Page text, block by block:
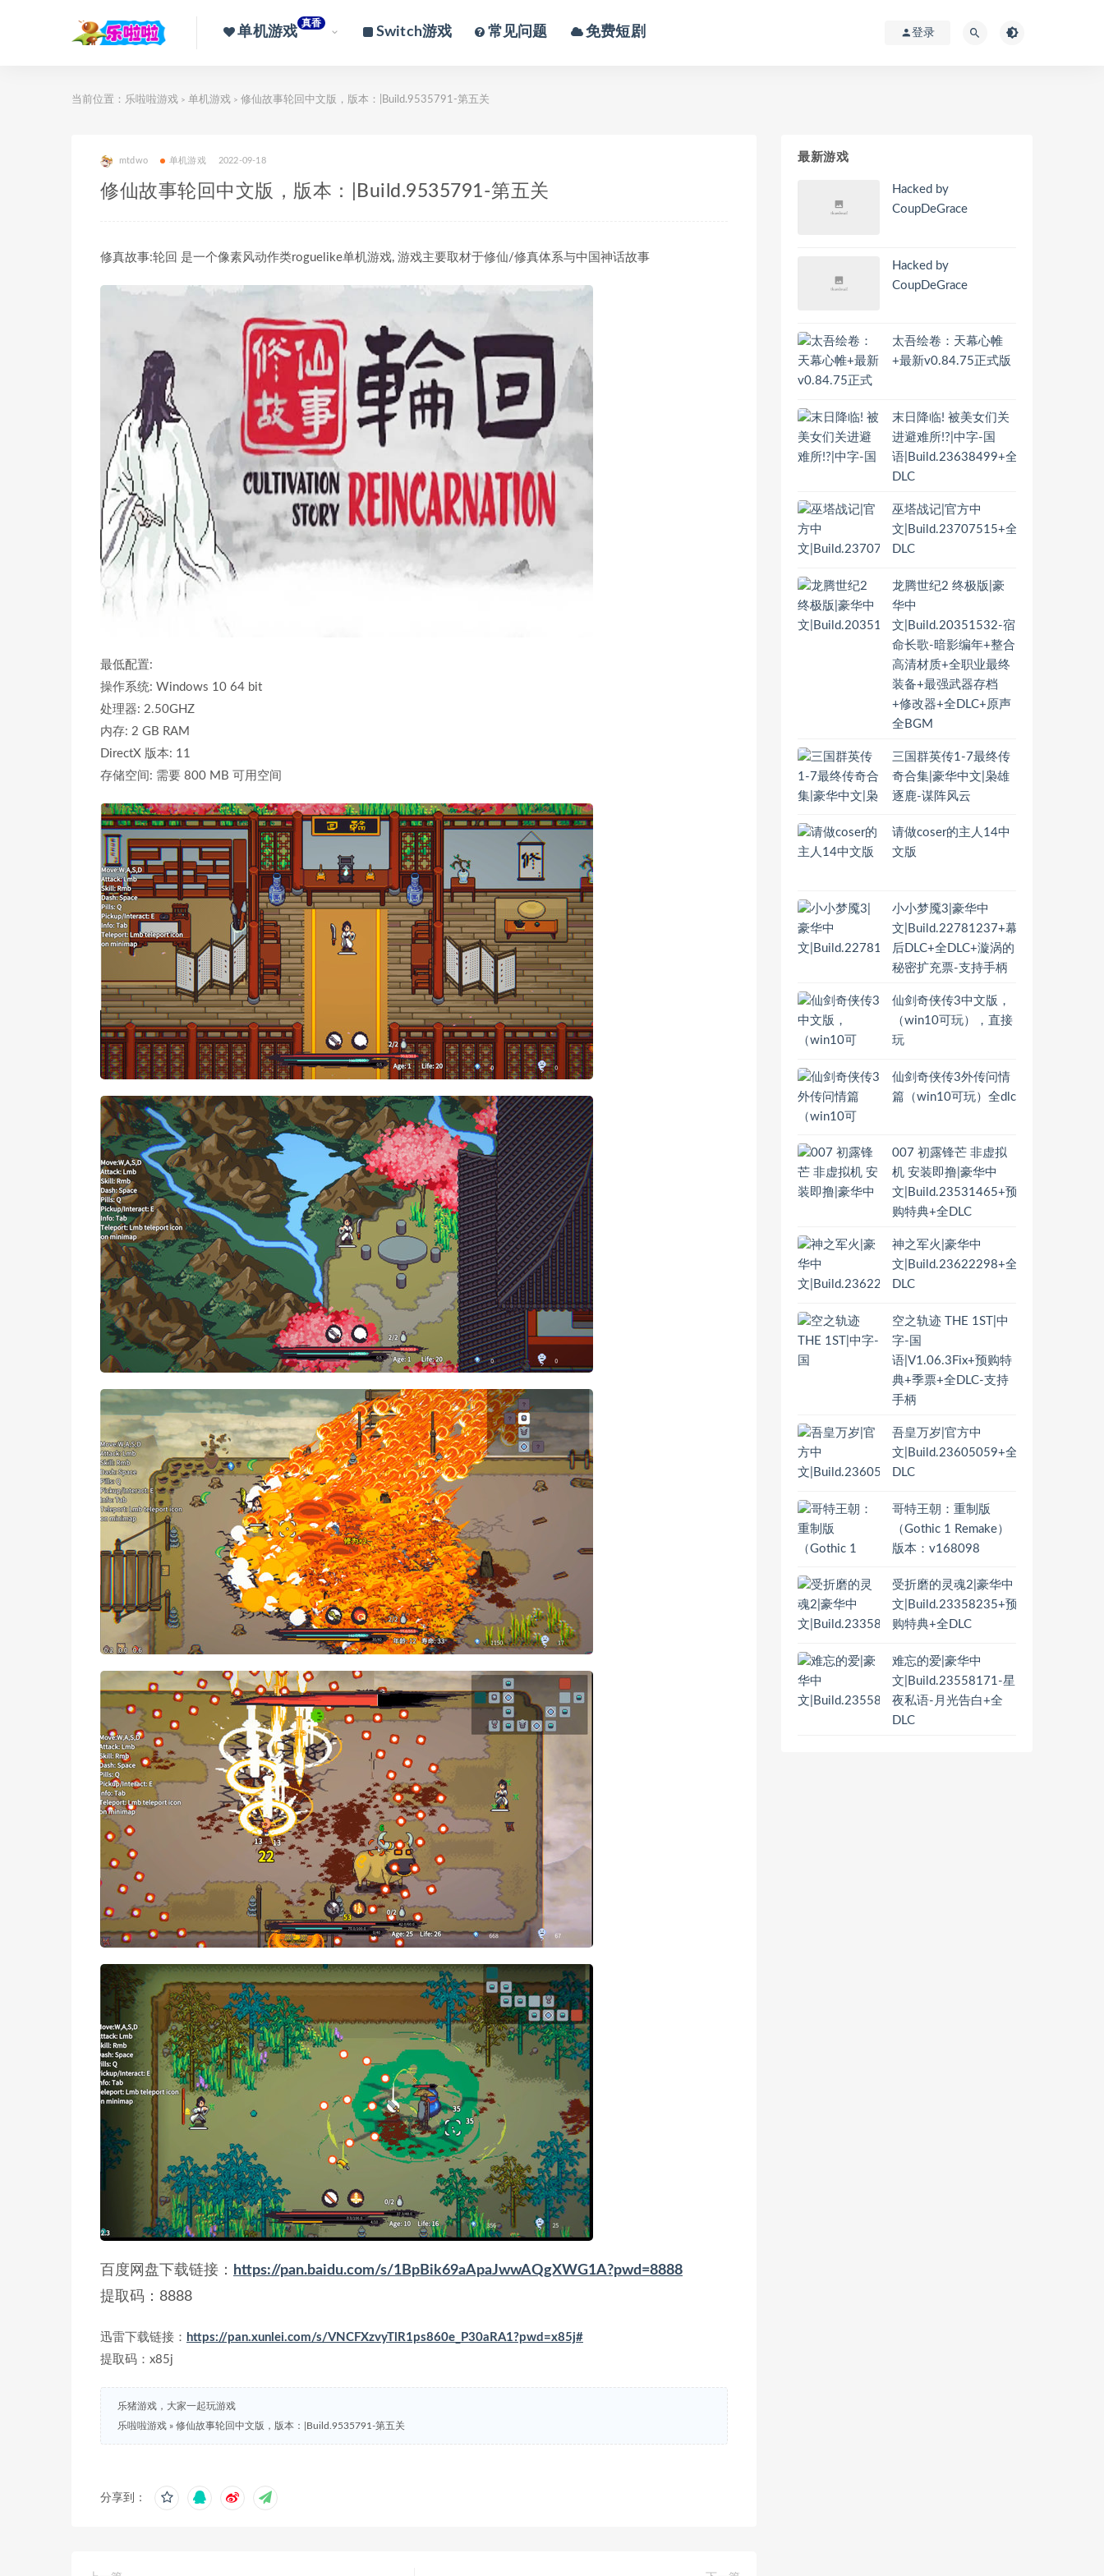
单机游戏
真香
Switch游戏 常见问题 免费短剧 登录
当前位置： 乐啦啦游戏 > 单机游戏 > 修仙故事轮回中文版，版本：|Build.9535791-第五关
mtdwo 单机游戏 2022-09-18
修仙故事轮回中文版，版本：|Build.9535791-第五关
修真故事:轮回 是一个像素风动作类roguelike单机游戏, 游戏主要取材于修仙/修真体系与中国神话故事
最低配置:
操作系统: Windows 10 64 bit
处理器: 2.50GHZ
内存: 2 GB RAM
DirectX 版本: 11
存储空间: 需要 800 MB 可用空间
百度网盘下载链接：
https://pan.baidu.com/s/1BpBik69aApaJwwAQgXWG1A?pwd=8888
提取码：8888
迅雷下载链接： https://pan.xunlei.com/s/VNCFXzvyTlR1ps860e_P30aRA1?pwd=x85j#
提取码：x85j
乐猪游戏，大家一起玩游戏
乐啦啦游戏 » 修仙故事轮回中文版，版本：|Build.9535791-第五关
分享到：
最新游戏
Hacked by
CoupDeGrace
Hacked by
CoupDeGrace
太吾绘卷：天幕心帷
+最新v0.84.75正式版
末日降临! 被美女们关
进避难所!?|中字-国
语|Build.23638499+全
DLC
巫塔战记|官方中
文|Build.23707515+全
DLC
龙腾世纪2 终极版|豪
华中
文|Build.20351532-宿
命长歌-暗影编年+整合
高清材质+全职业最终
装备+最强武器存档
+修改器+全DLC+原声
全BGM
三国群英传1-7最终传
奇合集|豪华中文|枭雄
逐鹿-谋阵风云
请做coser的主人14中
文版
小小梦魇3|豪华中
文|Build.22781237+幕
后DLC+全DLC+漩涡的
秘密扩充票-支持手柄
仙剑奇侠传3中文版，
（win10可玩），直接
玩
仙剑奇侠传3外传问情
篇（win10可玩）全dlc
007 初露锋芒 非虚拟
机 安装即撸|豪华中
文|Build.23531465+预
购特典+全DLC
神之军火|豪华中
文|Build.23622298+全
DLC
空之轨迹 THE 1ST|中
字-国
语|V1.06.3Fix+预购特
典+季票+全DLC-支持
手柄
吾皇万岁|官方中
文|Build.23605059+全
DLC
哥特王朝：重制版
（Gothic 1 Remake）
版本：v168098
受折磨的灵魂2|豪华中
文|Build.23358235+预
购特典+全DLC
难忘的爱|豪华中
文|Build.23558171-星
夜私语-月光告白+全
DLC